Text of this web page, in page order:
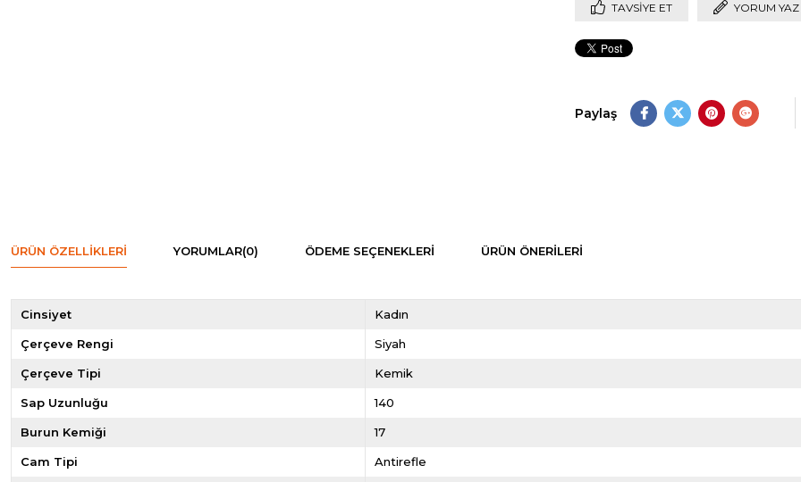
TAVSIYE ET YORUM YAZ
Paylaş
ÜRÜN ÖZELLIKLERI YORUMLAR(0) ÖDEME SEÇENEKLERI ÜRÜN ÖNERILERI
Cinsiyet Kadın
Çerçeve Rengi Siyah
Çerçeve Tipi Kemik
Sap Uzunluğu 140
Burun Kemiği 17
Cam Tipi Antirefle